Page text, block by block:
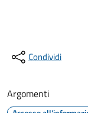
Condividi
Argomenti